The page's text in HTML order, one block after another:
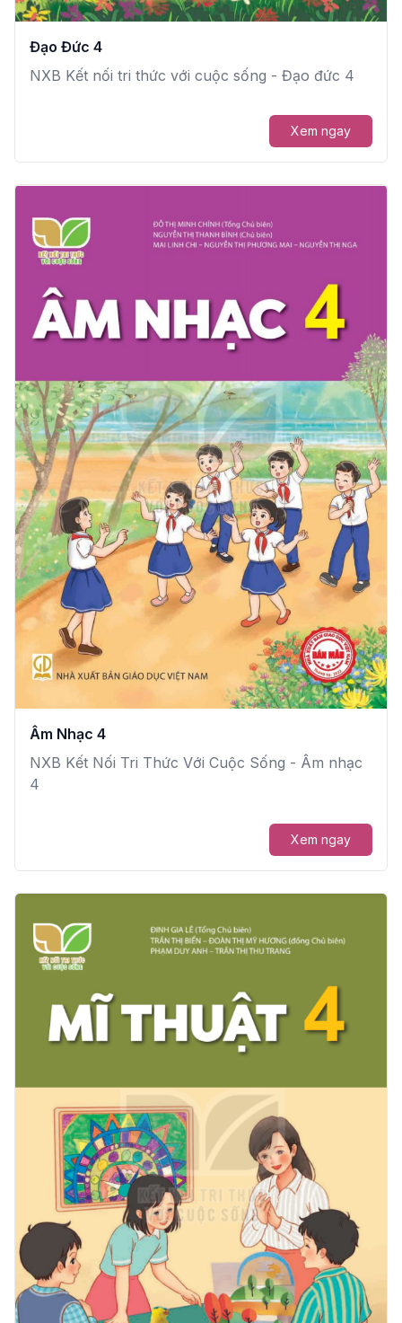
Đạo Đức 4
NXB Kết nối tri thức với cuộc sống - Đạo đức 4
Xem ngay
Âm Nhạc 4
NXB Kết Nối Tri Thức Với Cuộc Sống - Âm nhạc
4
Xem ngay